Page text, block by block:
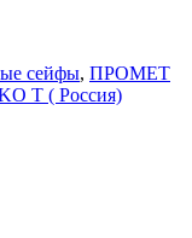
сейфы, ПРОМЕТ
Т ( Россия)